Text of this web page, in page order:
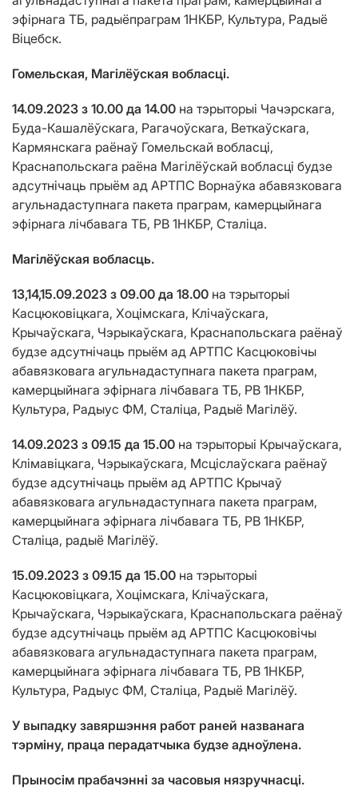
эфірнага ТБ, радыёпраграм 1НКБР, Культура, Радыё
Віцебск.
Гомельская, Магілёўская вобласці.
14.09.2023 з 10.00 да 14.00 на тэрыторыі Чачэрскага,
Буда-Кашалёўскага, Рагачоўскага, Веткаўскага,
Кармянскага раёнаў Гомельскай вобласці,
Краснапольскага раёна Магілёўскай вобласці будзе
адсутнічаць прыём ад АРТПС Ворнаўка абавязковага
агульнадаступнага пакета праграм, камерцыйнага
эфірнага лічбавага ТБ, РВ 1НКБР, Сталіца.
Магілёўская вобласць.
13,14,15.09.2023 з 09.00 да 18.00 на тэрыторыі
Касцюковіцкага, Хоцімскага, Клічаўскага,
Крычаўскага, Чэрыкаўскага, Краснапольскага раёнаў
будзе адсутнічаць прыём ад АРТПС Касцюковічы
абавязковага агульнадаступнага пакета праграм,
камерцыйнага эфірнага лічбавага ТБ, РВ 1НКБР,
Культура, Радыус ФМ, Сталіца, Радыё Магілёў.
14.09.2023 з 09.15 да 15.00 на тэрыторыі Крычаўскага,
Клімавіцкага, Чэрыкаўскага, Мсціслаўскага раёнаў
будзе адсутнічаць прыём ад АРТПС Крычаў
абавязковага агульнадаступнага пакета праграм,
камерцыйнага эфірнага лічбавага ТБ, РВ 1НКБР,
Сталіца, радыё Магілёў.
15.09.2023 з 09.15 да 15.00 на тэрыторыі
Касцюковіцкага, Хоцімскага, Клічаўскага,
Крычаўскага, Чэрыкаўскага, Краснапольскага раёнаў
будзе адсутнічаць прыём ад АРТПС Касцюковічы
абавязковага агульнадаступнага пакета праграм,
камерцыйнага эфірнага лічбавага ТБ, РВ 1НКБР,
Культура, Радыус ФМ, Сталіца, Радыё Магілёў.
У выпадку завяршэння работ раней названага
тэрміну, праца перадатчыка будзе адноўлена.
Прыносім прабачэнні за часовыя нязручнасці.